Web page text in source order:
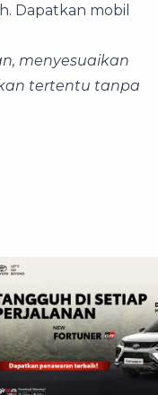
Dapatkan mobil
menyesuaikan
tertentu tanpa